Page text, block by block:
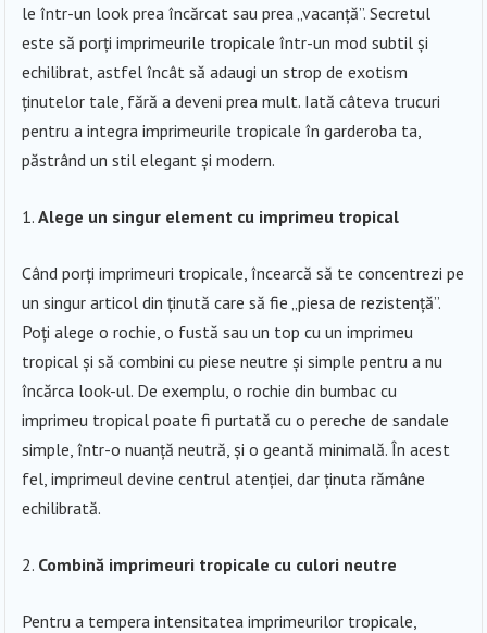
le într-un look prea încărcat sau prea „vacanță”. Secretul
este să porți imprimeurile tropicale într-un mod subtil și
echilibrat, astfel încât să adaugi un strop de exotism
ținutelor tale, fără a deveni prea mult. Iată câteva trucuri
pentru a integra imprimeurile tropicale în garderoba ta,
păstrând un stil elegant și modern.
Alege un singur element cu imprimeu tropical
Când porți imprimeuri tropicale, încearcă să te concentrezi pe
un singur articol din ținută care să fie „piesa de rezistență”.
Poți alege o rochie, o fustă sau un top cu un imprimeu
tropical și să combini cu piese neutre și simple pentru a nu
încărca look-ul. De exemplu, o rochie din bumbac cu
imprimeu tropical poate fi purtată cu o pereche de sandale
simple, într-o nuanță neutră, și o geantă minimală. În acest
fel, imprimeul devine centrul atenției, dar ținuta rămâne
echilibrată.
Combină imprimeuri tropicale cu culori neutre
Pentru a tempera intensitatea imprimeurilor tropicale,